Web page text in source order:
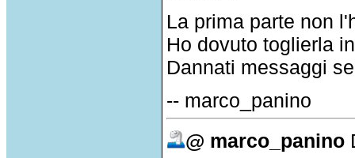
La prima parte non
Ho dovuto toglierla
Dannati messaggi
-- marco_panino
@ marco_panino